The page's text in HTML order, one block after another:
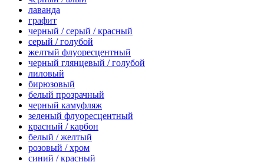
лаванда
графит
черный / серый / красный
серый / голубой
желтый флуоресцентный
черный глянцевый / голубой
лиловый
бирюзовый
белый прозрачный
черный камуфляж
зеленый флуоресцентный
красный / карбон
белый / желтый
розовый / хром
синий / красный